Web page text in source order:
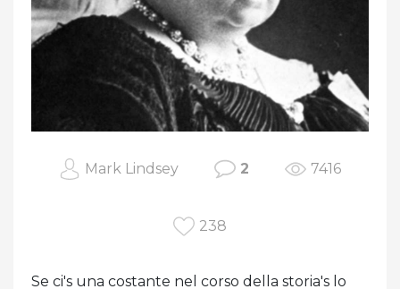
Mark Lindsey 2 7416
238
Se ci's una costante nel corso della storia's lo